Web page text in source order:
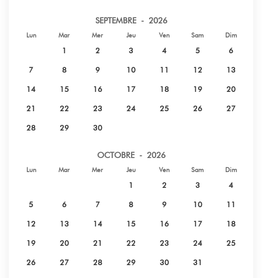
SEPTEMBRE - 2026
Lun Mar Mer Jeu Ven Sam Dim
1 2 3 4 5 6
7 8 9 10 11 12 13
14 15 16 17 18 19 20
21 22 23 24 25 26 27
28 29 30
OCTOBRE - 2026
Lun Mar Mer Jeu Ven Sam Dim
1 2 3 4
5 6 7 8 9 10 11
12 13 14 15 16 17 18
19 20 21 22 23 24 25
26 27 28 29 30 31